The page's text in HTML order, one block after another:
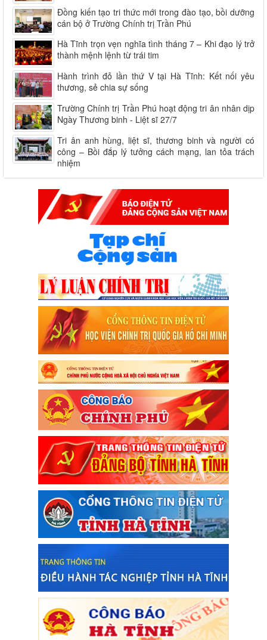
Đồng kiến tạo tri thức mới trong đào tạo, bồi dưỡng
cán bộ ở Trường Chính trị Trần Phú
Hà Tĩnh trọn vẹn nghĩa tình tháng 7 – Khi đạo lý trở
thành mệnh lệnh từ trái tim
Hành trình đỏ lần thứ V tại Hà Tĩnh: Kết nối yêu
thương, sẻ chia sự sống
Trường Chính trị Trần Phú hoạt động tri ân nhân dịp
Ngày Thương binh - Liệt sĩ 27/7
Tri ân anh hùng, liệt sĩ, thương binh và người có
công – Bồi đắp lý tưởng cách mạng, lan tỏa trách
nhiệm